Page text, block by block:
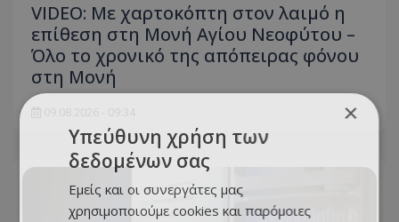
VIDEO: Με χαρτοκόπτη στον λαιμό η
επίθεση στη Μονή Αγίου Νεοφύτου –
Όλο το χρονικό της απόπειρας φόνου
στη Μονή
×
Υπεύθυνη χρήση των
δεδομένων σας
Εμείς και οι συνεργάτες μας
χρησιμοποιούμε cookies και παρόμοιες